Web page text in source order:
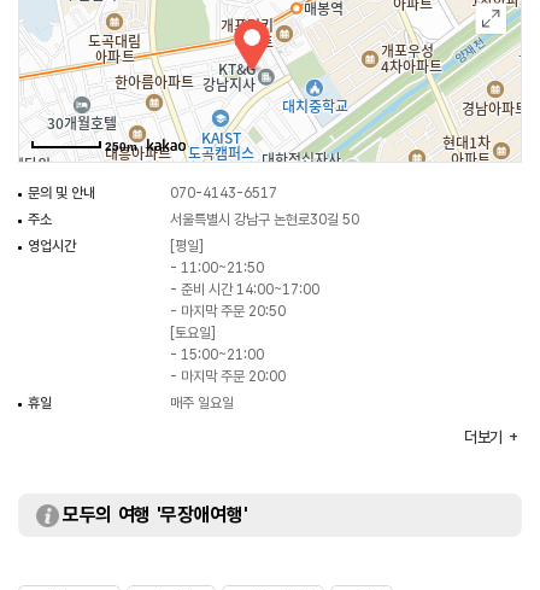
250m
문의 및 안내
070-4143-6517
주소
서울특별시 강남구 논현로30길 50
영업시간
[평일]
- 11:00~21:50
- 준비 시간 14:00~17:00
- 마지막 주문 20:50
[토요일]
- 15:00~21:00
- 마지막 주문 20:00
휴일
매주 일요일
화장실
있음
더보기
모두의 여행 '무장애여행'